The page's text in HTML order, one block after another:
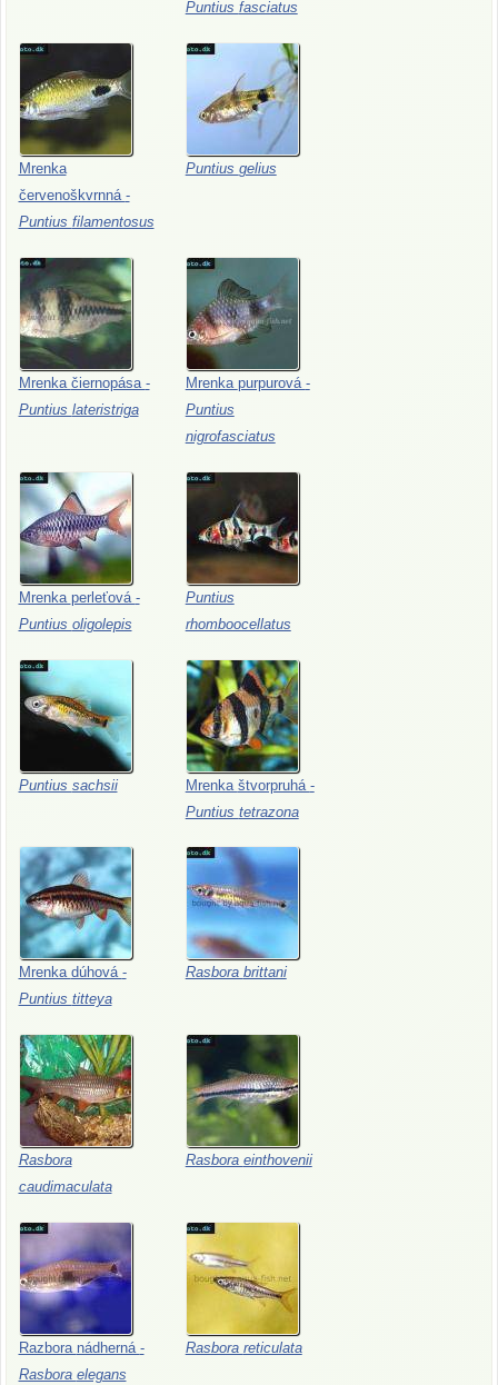
Puntius fasciatus
Mrenka
červenoškvrnná -
Puntius filamentosus
Puntius gelius
Mrenka čiernopása -
Puntius lateristriga
Mrenka purpurová -
Puntius
nigrofasciatus
Mrenka perleťová -
Puntius oligolepis
Puntius
rhomboocellatus
Puntius sachsii Mrenka štvorpruhá -
Puntius tetrazona
Mrenka dúhová -
Puntius titteya
Rasbora brittani
Rasbora
caudimaculata
Rasbora einthovenii
Razbora nádherná -
Rasbora elegans
Rasbora reticulata